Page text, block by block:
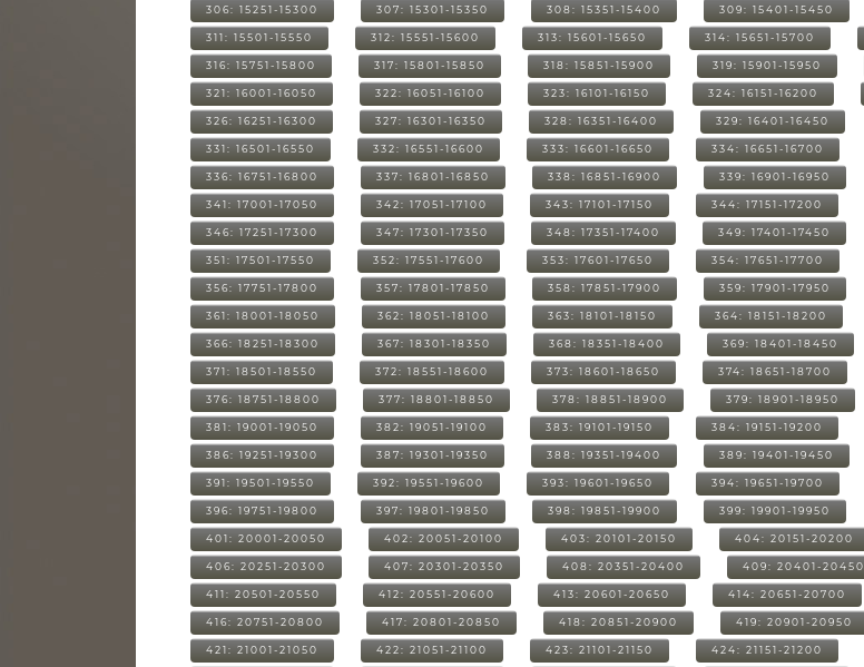
306: 15251-15300 307: 15301-15350 308: 15351-15400 309: 15401-15450
311: 15501-15550 312: 15551-15600 313: 15601-15650 314: 15651-15700
316: 15751-15800 317: 15801-15850 318: 15851-15900 319: 15901-15950
321: 16001-16050 322: 16051-16100 323: 16101-16150 324: 16151-16200
326: 16251-16300 327: 16301-16350 328: 16351-16400 329: 16401-16450
331: 16501-16550 332: 16551-16600 333: 16601-16650 334: 16651-16700
336: 16751-16800 337: 16801-16850 338: 16851-16900 339: 16901-16950
341: 17001-17050 342: 17051-17100 343: 17101-17150 344: 17151-17200
346: 17251-17300 347: 17301-17350 348: 17351-17400 349: 17401-17450
351: 17501-17550 352: 17551-17600 353: 17601-17650 354: 17651-17700
356: 17751-17800 357: 17801-17850 358: 17851-17900 359: 17901-17950
361: 18001-18050 362: 18051-18100 363: 18101-18150 364: 18151-18200
366: 18251-18300 367: 18301-18350 368: 18351-18400 369: 18401-18450
371: 18501-18550 372: 18551-18600 373: 18601-18650 374: 18651-18700
376: 18751-18800 377: 18801-18850 378: 18851-18900 379: 18901-18950
381: 19001-19050 382: 19051-19100 383: 19101-19150 384: 19151-19200
386: 19251-19300 387: 19301-19350 388: 19351-19400 389: 19401-19450
391: 19501-19550 392: 19551-19600 393: 19601-19650 394: 19651-19700
396: 19751-19800 397: 19801-19850 398: 19851-19900 399: 19901-19950
401: 20001-20050 402: 20051-20100 403: 20101-20150 404: 20151-20200
406: 20251-20300 407: 20301-20350 408: 20351-20400 409: 20401-20450
411: 20501-20550 412: 20551-20600 413: 20601-20650 414: 20651-20700
416: 20751-20800 417: 20801-20850 418: 20851-20900 419: 20901-20950
421: 21001-21050 422: 21051-21100 423: 21101-21150 424: 21151-21200